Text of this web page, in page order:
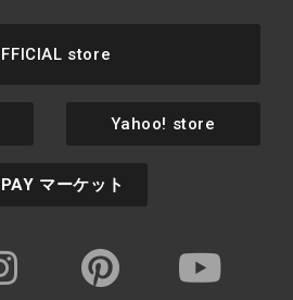
store
Yahoo! store
マーケット